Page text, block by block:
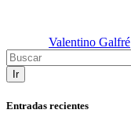
Valentino Galfré
Ir
Entradas recientes